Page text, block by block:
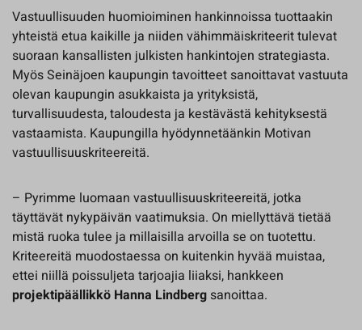
Vastuullisuuden huomioiminen hankinnoissa tuottaakin
yhteistä etua kaikille ja niiden vähimmäiskriteerit tulevat
suoraan kansallisten julkisten hankintojen strategiasta.
Myös Seinäjoen kaupungin tavoitteet sanoittavat vastuuta
olevan kaupungin asukkaista ja yrityksistä,
turvallisuudesta, taloudesta ja kestävästä kehityksestä
vastaamista. Kaupungilla hyödynnetäänkin Motivan
vastuullisuuskriteereitä.
– Pyrimme luomaan vastuullisuuskriteereitä, jotka
täyttävät nykypäivän vaatimuksia. On miellyttävä tietää
mistä ruoka tulee ja millaisilla arvoilla se on tuotettu.
Kriteereitä muodostaessa on kuitenkin hyvää muistaa,
ettei niillä poissuljeta tarjoajia liiaksi, hankkeen
projektipäällikkö Hanna Lindberg sanoittaa.